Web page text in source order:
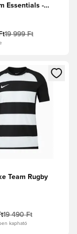
Essentials -
19 999 Ft
vagy a tagként
egy modált a
Team Rugby
19 490 Ft
kapható